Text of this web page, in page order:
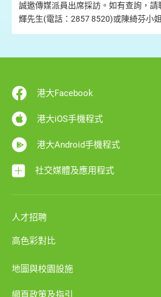
誠邀傳媒派員出席採訪。如有查詢，
輝先生(電話：2857 8520)或陳綺芬小
港大Facebook
港大iOS手機程式
港大Android手機程式
社交媒體及應用程式
人才招聘
高色彩對比
地圖與校園設施
網頁政策及指引